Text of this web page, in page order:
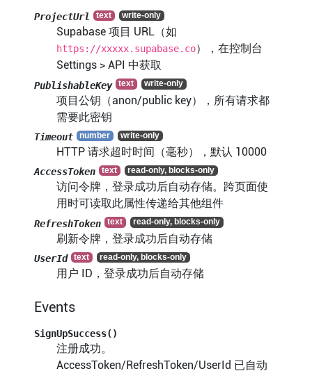
ProjectUrl
Supabase 项目 URL（如
https://xxxxx.supabase.co），在控制台
Settings > API 中获取
PublishableKey
项目公钥（anon/public key），所有请求都
需要此密钥
Timeout
HTTP 请求超时时间（毫秒），默认 10000
AccessToken
访问令牌，登录成功后自动存储。跨页面使
用时可读取此属性传递给其他组件
RefreshToken
刷新令牌，登录成功后自动存储
UserId
用户 ID，登录成功后自动存储
Events
SignUpSuccess()
注册成功。
AccessToken/RefreshToken/UserId 已自动